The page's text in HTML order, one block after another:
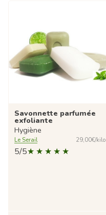
Savonnette parfumée
exfoliante
Hygiène
Le Serail 29,00€/kilo
5/5